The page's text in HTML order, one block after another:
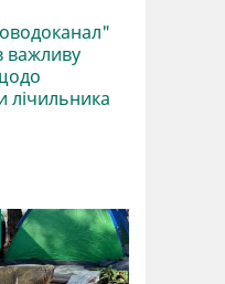
важливу
лічильника